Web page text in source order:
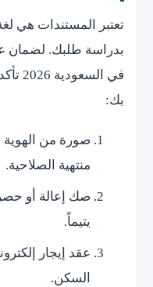
تعتبر المستندات هي
بدراسة طلبك. لضمان
في
بك:
صورة من الهوية
منتهية الصلاحية.
صك إعالة أو
يتيماً.
عقد إيجار
السكن.